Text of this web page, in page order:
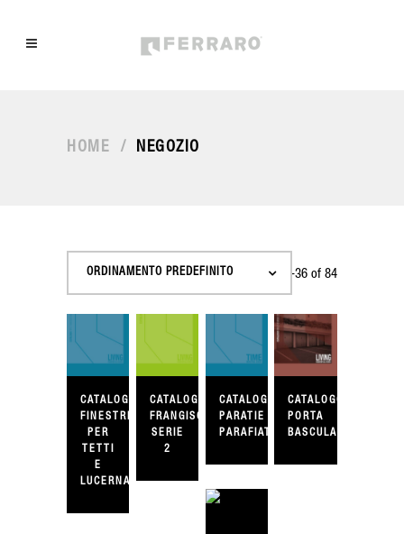
HOME / NEGOZIO
Showing 25–36 of 84
results
ORDINAMENTO PREDEFINITO
CATALOGO
FINESTRE
PER
TETTI
E
LUCERNARI
CATALOGO
FRANGISOLE
SERIE
2
CATALOGO
PARATIE
PARAFIATO
CATALOGO
PORTA
BASCULANTE